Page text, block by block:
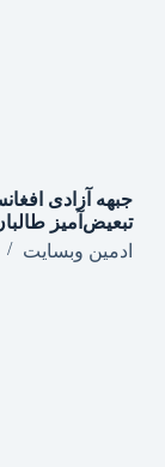
جبهه آزادی
تبعیض‌آمیز
ادمین وبسایت